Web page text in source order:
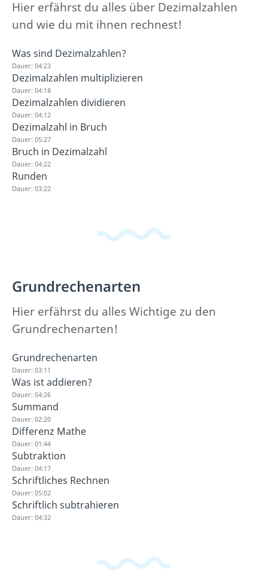
Hier erfährst du alles über Dezimalzahlen
und wie du mit ihnen rechnest!
Was sind Dezimalzahlen?
Dauer: 04:23
Dezimalzahlen multiplizieren
Dauer: 04:18
Dezimalzahlen dividieren
Dauer: 04:12
Dezimalzahl in Bruch
Dauer: 05:27
Bruch in Dezimalzahl
Dauer: 04:22
Runden
Dauer: 03:22
Grundrechenarten
Hier erfährst du alles Wichtige zu den
Grundrechenarten!
Grundrechenarten
Dauer: 03:11
Was ist addieren?
Dauer: 04:26
Summand
Dauer: 02:20
Differenz Mathe
Dauer: 01:44
Subtraktion
Dauer: 04:17
Schriftliches Rechnen
Dauer: 05:02
Schriftlich subtrahieren
Dauer: 04:32